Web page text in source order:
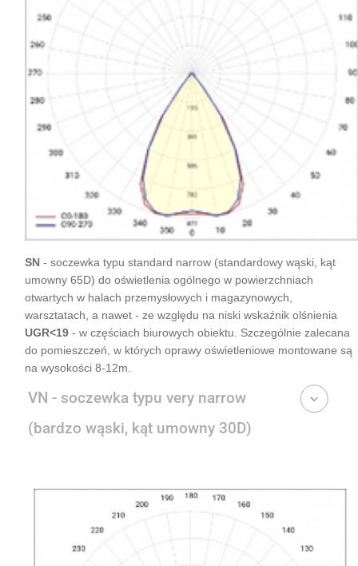
SN - soczewka typu standard narrow (standardowy wąski, kąt
umowny 65D) do oświetlenia ogólnego w powierzchniach
otwartych w halach przemysłowych i magazynowych,
warsztatach, a nawet - ze względu na niski wskaźnik olśnienia
UGR<19 - w częściach biurowych obiektu. Szczególnie zalecana
do pomieszczeń, w których oprawy oświetleniowe montowane są
na wysokości 8-12m.
VN - soczewka typu very narrow
(bardzo wąski, kąt umowny 30D)